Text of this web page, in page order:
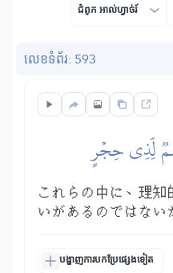
ជំពូក​ អាល់ហ្វាច់រ៍
លេខ​ទំព័រ: 593
لِّذِي حِجۡرٍ
これらの中に、理
いがあるのではない
បង្ហាញការបកប្រែផ្សេងទៀត